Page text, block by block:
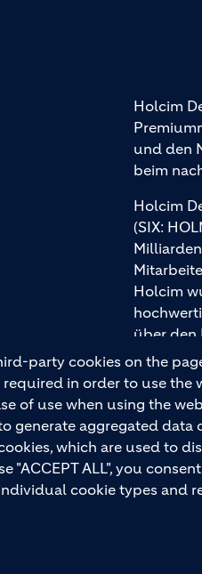
party cookies on the
in order to use the
of use when using the
generate aggregated data
which are used to
"ACCEPT ALL", you
cookie types and
Holcim
und den
beim
Holcim
(SIX:
Holcim
über den
und Ytong.